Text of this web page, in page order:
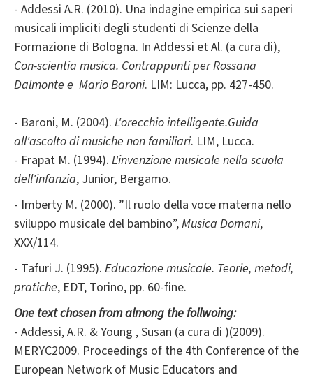
- Addessi A.R. (2010). Una indagine empirica sui saperi
musicali impliciti degli studenti di Scienze della
Formazione di Bologna. In Addessi et Al. (a cura di),
Con-scientia musica. Contrappunti per Rossana
Dalmonte e Mario Baroni. LIM: Lucca, pp. 427-450.
- Baroni, M. (2004). L'orecchio intelligente.Guida
all'ascolto di musiche non familiari. LIM, Lucca.
- Frapat M. (1994). L'invenzione musicale nella scuola
dell'infanzia, Junior, Bergamo.
- Imberty M. (2000). ”Il ruolo della voce materna nello
sviluppo musicale del bambino”,Musica Domani,
XXX/114.
- Tafuri J. (1995). Educazione musicale. Teorie, metodi,
pratiche, EDT, Torino, pp. 60-fine.
One text chosen from almong the follwoing:
- Addessi, A.R. & Young , Susan (a cura di )(2009).
MERYC2009. Proceedings of the 4th Conference of the
European Network of Music Educators and